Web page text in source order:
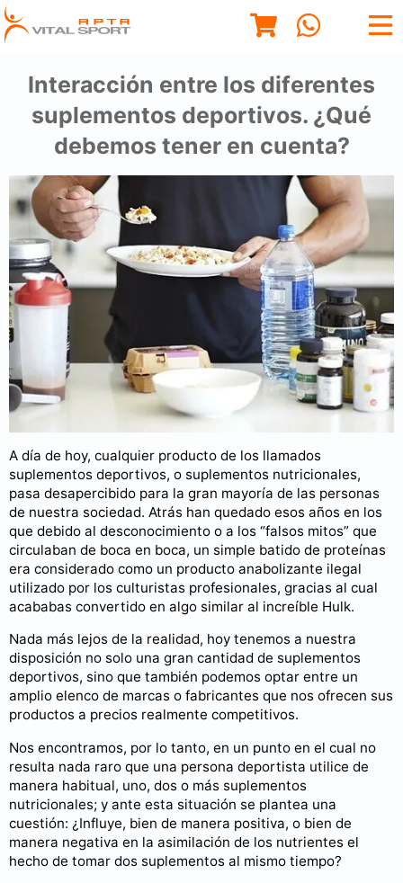
Interacción entre los diferentes
suplementos deportivos. ¿Qué
debemos tener en cuenta?
A día de hoy, cualquier producto de los llamados
suplementos deportivos, o suplementos nutricionales,
pasa desapercibido para la gran mayoría de las personas
de nuestra sociedad. Atrás han quedado esos años en los
que debido al desconocimiento o a los “falsos mitos” que
circulaban de boca en boca, un simple batido de proteínas
era considerado como un producto anabolizante ilegal
utilizado por los culturistas profesionales, gracias al cual
acababas convertido en algo similar al increíble Hulk.
Nada más lejos de la realidad, hoy tenemos a nuestra
disposición no solo una gran cantidad de suplementos
deportivos, sino que también podemos optar entre un
amplio elenco de marcas o fabricantes que nos ofrecen sus
productos a precios realmente competitivos.
Nos encontramos, por lo tanto, en un punto en el cual no
resulta nada raro que una persona deportista utilice de
manera habitual, uno, dos o más suplementos
nutricionales; y ante esta situación se plantea una
cuestión: ¿Influye, bien de manera positiva, o bien de
manera negativa en la asimilación de los nutrientes el
hecho de tomar dos suplementos al mismo tiempo?